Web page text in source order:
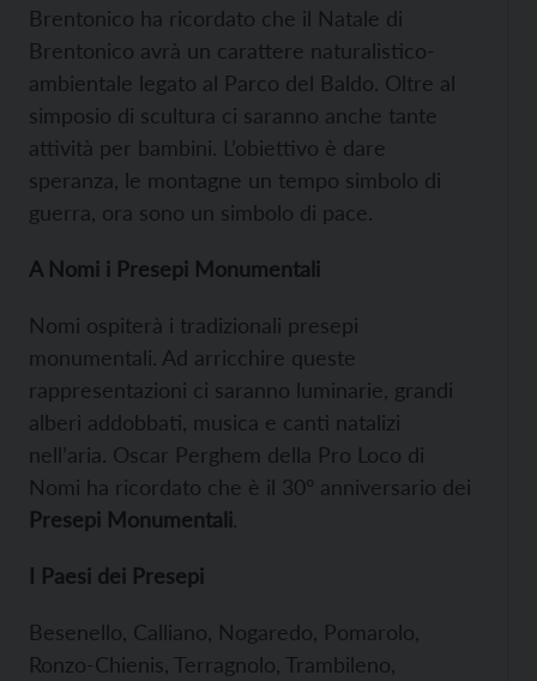
Brentonico ha ricordato che il Natale di
Brentonico avrà un carattere naturalistico-
ambientale legato al Parco del Baldo. Oltre al
simposio di scultura ci saranno anche tante
attività per bambini. L’obiettivo è dare
speranza, le montagne un tempo simbolo di
guerra, ora sono un simbolo di pace.
A Nomi i Presepi Monumentali
Nomi ospiterà i tradizionali presepi
monumentali. Ad arricchire queste
rappresentazioni ci saranno luminarie, grandi
alberi addobbati, musica e canti natalizi
nell’aria. Oscar Perghem della Pro Loco di
Nomi ha ricordato che è il 30° anniversario dei
Presepi Monumentali.
I Paesi dei Presepi
Besenello, Calliano, Nogaredo, Pomarolo,
Ronzo-Chienis, Terragnolo, Trambileno,